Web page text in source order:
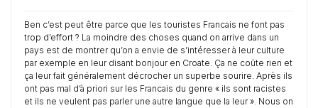
Ben c’est peut être parce que les touristes Francais ne font pas
trop d’effort ? La moindre des choses quand on arrive dans un
pays est de montrer qu’on a envie de s’intéresser à leur culture
par exemple en leur disant bonjour en Croate. Ça ne coûte rien et
ça leur fait généralement décrocher un superbe sourire. Après ils
ont pas mal d’à priori sur les Francais du genre « ils sont racistes
et ils ne veulent pas parler une autre langue que la leur ». Nous on